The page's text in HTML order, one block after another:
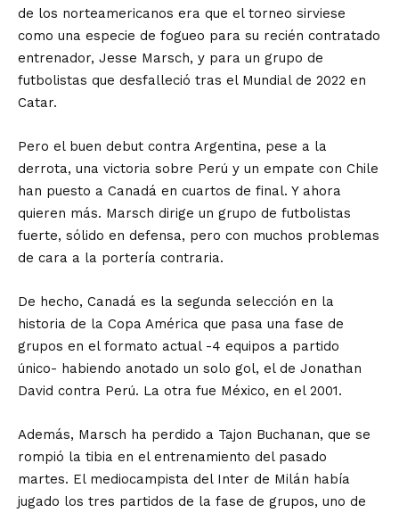
de los norteamericanos era que el torneo sirviese
como una especie de fogueo para su recién contratado
entrenador, Jesse Marsch, y para un grupo de
futbolistas que desfalleció tras el Mundial de 2022 en
Catar.
Pero el buen debut contra Argentina, pese a la
derrota, una victoria sobre Perú y un empate con Chile
han puesto a Canadá en cuartos de final. Y ahora
quieren más. Marsch dirige un grupo de futbolistas
fuerte, sólido en defensa, pero con muchos problemas
de cara a la portería contraria.
De hecho, Canadá es la segunda selección en la
historia de la Copa América que pasa una fase de
grupos en el formato actual -4 equipos a partido
único- habiendo anotado un solo gol, el de Jonathan
David contra Perú. La otra fue México, en el 2001.
Además, Marsch ha perdido a Tajon Buchanan, que se
rompió la tibia en el entrenamiento del pasado
martes. El mediocampista del Inter de Milán había
jugado los tres partidos de la fase de grupos, uno de